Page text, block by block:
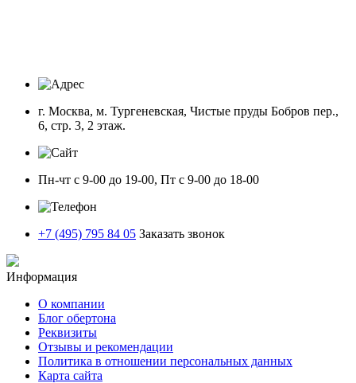
г. Москва, м. Тургеневская, Чистые пруды Бобров пер.,
6, стр. 3, 2 этаж.
Пн-чт с 9-00 до 19-00, Пт с 9-00 до 18-00
+7 (495) 795 84 05 Заказать звонок
Информация
О компании
Блог обертона
Реквизиты
Отзывы и рекомендации
Политика в отношении персональных данных
Карта сайта